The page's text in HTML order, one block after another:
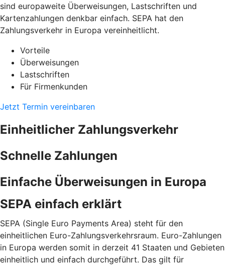
sind europaweite Überweisungen, Lastschriften und
Kartenzahlungen denkbar einfach. SEPA hat den
Zahlungsverkehr in Europa vereinheitlicht.
Vorteile
Überweisungen
Lastschriften
Für Firmenkunden
Jetzt Termin vereinbaren
Einheitlicher Zahlungsverkehr
Schnelle Zahlungen
Einfache Überweisungen in Europa
SEPA einfach erklärt
SEPA (Single Euro Payments Area) steht für den
einheitlichen Euro-Zahlungsverkehrsraum. Euro-Zahlungen
in Europa werden somit in derzeit 41 Staaten und Gebieten
einheitlich und einfach durchgeführt. Das gilt für